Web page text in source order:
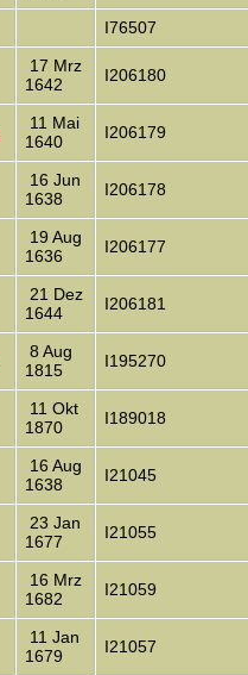
I76507
17 Mrz
1642
I206180
11 Mai
1640
I206179
16 Jun
1638
I206178
19 Aug
1636
I206177
21 Dez
1644
I206181
8 Aug
1815
I195270
11 Okt
1870
I189018
16 Aug
1638
I21045
23 Jan
1677
I21055
16 Mrz
1682
I21059
11 Jan
1679
I21057